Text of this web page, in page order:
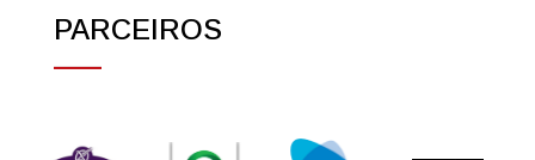
PARCEIROS